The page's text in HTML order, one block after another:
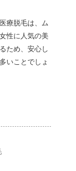
療脱毛は、ム
性に人気の美
ため、安心し
いことでしょ